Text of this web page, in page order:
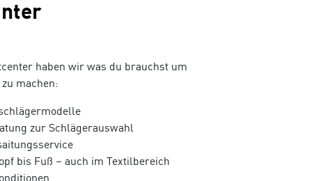
haben wir was du brauchst um
machen:
zur Schlägerauswahl
bis Fuß – auch im Textilbereich